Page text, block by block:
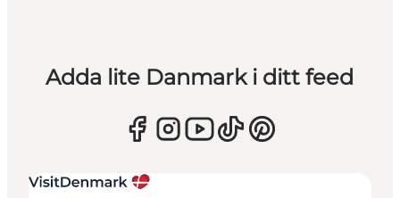
Adda lite Danmark i ditt feed